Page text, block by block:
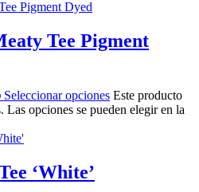
Tee Pigment
Seleccionar opciones Este producto
Las opciones se pueden elegir en la
‘White’